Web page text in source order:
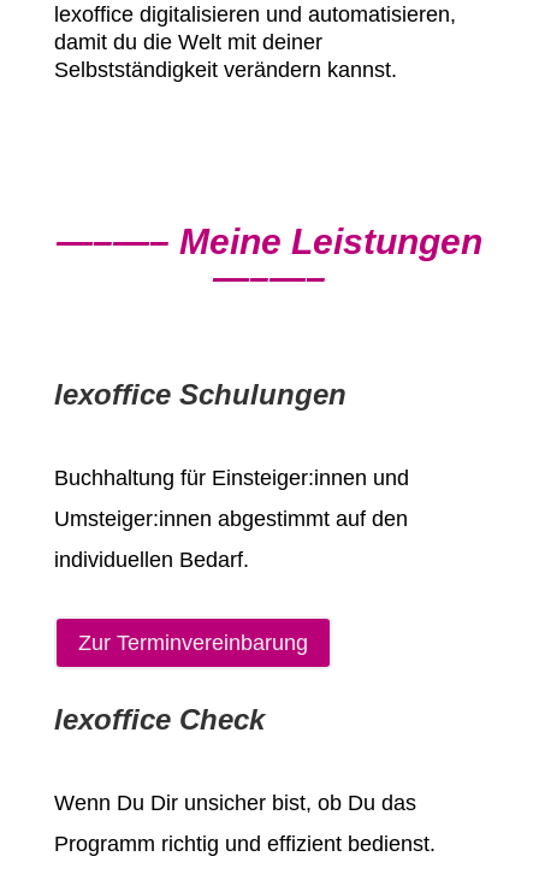
lexoffice digitalisieren und automatisieren,
damit du die Welt mit deiner
Selbstständigkeit verändern kannst.
—–—– Meine Leistungen
—–—–
lexoffice Schulungen
Buchhaltung für Einsteiger:innen und
Umsteiger:innen abgestimmt auf den
individuellen Bedarf.
Zur Terminvereinbarung
lexoffice Check
Wenn Du Dir unsicher bist, ob Du das
Programm richtig und effizient bedienst.